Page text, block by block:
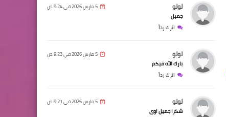
لولو 5 مارس 2026 في 9:24 ص
جميل
اترك رداً
لولو 5 مارس 2026 في 9:23 ص
بارك الله فيكم
اترك رداً
لولو 5 مارس 2026 في 9:21 ص
شكرا جميل اوى